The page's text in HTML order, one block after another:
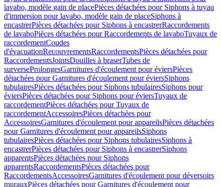
lavabo, modèle gain de placePièces détachées pour Siphons à tuyau
d'immersion pour lavabo, modèle gain de placeSiphons à
encastrerPièces détachées pour Siphons à encastrerRaccordements
de lavaboPièces détachées pour Raccordements de lavaboTuyaux de
raccordementCoudes
d'évacuationRecouvrementsRaccordementsPièces détachées pour
RaccordementsJointsDouilles à braserTubes de
surverseProlongesGarnitures d'écoulement pour éviersPièces
détachées pour Garnitures d'écoulement pour éviersSiphons
tubulairesPièces détachées pour Siphons tubulairesSiphons pour
éviersPièces détachées pour Siphons pour éviersTuyaux de
raccordementPièces détachées pour Tuyaux de
raccordementAccessoiresPièces détachées pour
AccessoiresGarnitures d'écoulement pour appareilsPièces détachées
pour Garnitures d'écoulement pour appareilsSiphons
tubulairesPièces détachées pour Siphons tubulairesSiphons à
encastrerPièces détachées pour Siphons à encastrerSiphons
apparentsPièces détachées pour Siphons
apparentsRaccordementsPièces détachées pour
RaccordementsAccessoiresGarnitures d'écoulement pour déversoirs
murauxPièces détachées pour Garnitures d'écoulement pour